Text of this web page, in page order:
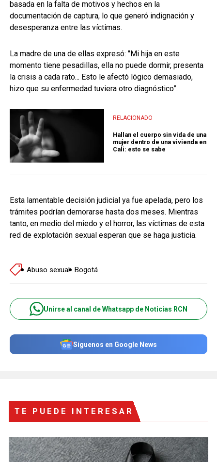
basada en la falta de motivos y hechos en la
documentación de captura, lo que generó indignación y
desesperanza entre las víctimas.
La madre de una de ellas expresó: "Mi hija en este
momento tiene pesadillas, ella no puede dormir, presenta
la crisis a cada rato... Esto le afectó lógico demasiado,
hizo que su enfermedad tuviera otro diagnóstico”.
RELACIONADO
Hallan el cuerpo sin vida de una
mujer dentro de una vivienda en
Cali: esto se sabe
Esta lamentable decisión judicial ya fue apelada, pero los
trámites podrían demorarse hasta dos meses. Mientras
tanto, en medio del miedo y el horror, las víctimas de esta
red de explotación sexual esperan que se haga justicia.
Abuso sexual Bogotá
Unirse al canal de Whatsapp de Noticias RCN
Síguenos en Google News
TE PUEDE INTERESAR